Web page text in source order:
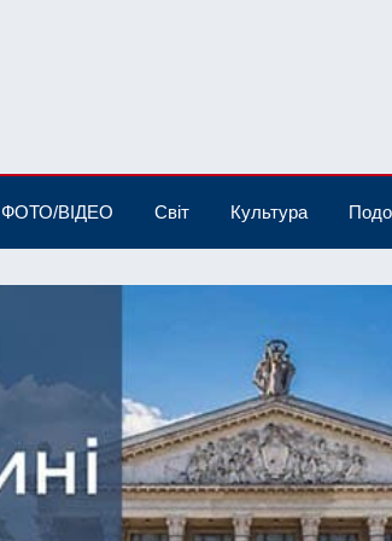
ФОТО/ВІДЕО Світ Культура